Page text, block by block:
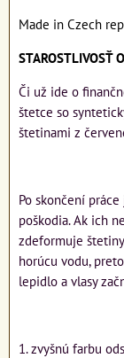
Made in Czech
STAROSTLIVOSŤ
Či už ide o
štetce so
štetinami z
Po skončení
poškodia. Ak ich
zdeformuje
horúcu vodu,
lepidlo a vlasy
1. zvyšnú farbu